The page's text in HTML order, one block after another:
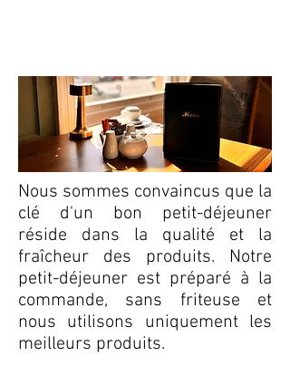
Nous sommes convaincus que la
clé d'un bon petit-déjeuner
réside dans la qualité et la
fraîcheur des produits. Notre
petit-déjeuner est préparé à la
commande, sans friteuse et
nous utilisons uniquement les
meilleurs produits.